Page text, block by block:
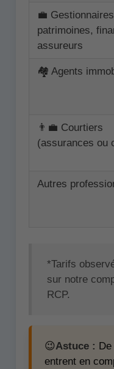
💼
patrimoines,
assureurs
🏘️ Agents
👨‍💼 Courtiers
(assurances ou
Autres
*Tarifs
sur notre
RCP.
😉Astuce :
entrent en